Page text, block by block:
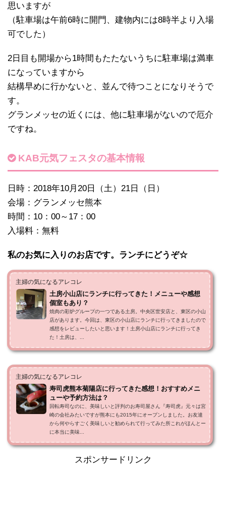
思いますが
（駐車場は午前6時に開門、建物内には8時半より入場
可でした）
2日目も開場から1時間もたたないうちに駐車場は満車
になっていますから
結構早めに行かないと、並んで待つことになりそうで
す。
グランメッセの近くには、他に駐車場がないので厄介
ですね。
KAB元気フェスタの基本情報
日時：2018年10月20日（土）21日（日）
会場：グランメッセ熊本
時間：10：00～17：00
入場料：無料
私のお気に入りのお店です。ランチにどうぞ☆
主婦の気になるアレコレ
土房小山店にランチに行ってきた！メニューや感想
個室もあり？
焼肉の彩炉グループの一つである土房。中央区世安店と、東区の小山
店があります。今回は、東区の小山店にランチに行ってきましたので
感想をレビューしたいと思います！土房小山店にランチに行ってき
た！土房は、...
主婦の気になるアレコレ
寿司虎熊本菊陽店に行ってきた感想！おすすめメニ
ューや予約方法は？
回転寿司なのに、美味しいと評判のお寿司屋さん『寿司虎』元々は宮
崎の会社みたいですが熊本にも2015年にオープンしました。お友達
から何やらすごく美味しいと勧められて行ってみた所これがほんとー
に本当に美味...
スポンサードリンク